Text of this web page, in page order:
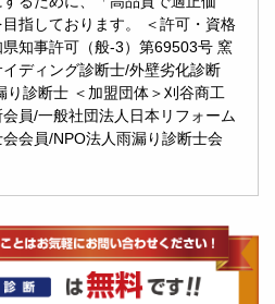
指しております。 ＜許可・資格
県知事許可（般-3）第69503号 窯
ディング診断士/外壁劣化診断
り診断士 ＜加盟団体＞刈谷商工
員/一般社団法人日本リフォーム
会員/NPO法人雨漏り診断士会